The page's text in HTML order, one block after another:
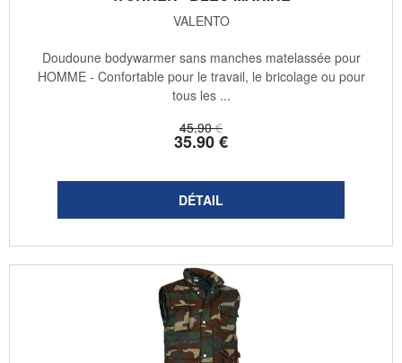
VALENTO
45.90 €
35.90€
Doudoune bodywarmer sans manches matelassée pour
HOMME - Confortable pour le travail, le bricolage ou pour
tous les ...